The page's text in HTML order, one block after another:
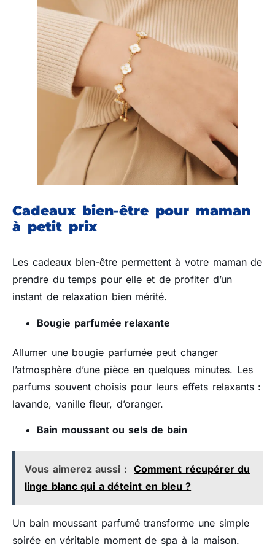
Cadeaux bien-être pour maman
à petit prix
Les cadeaux bien-être permettent à votre maman de
prendre du temps pour elle et de profiter d’un
instant de relaxation bien mérité.
Bougie parfumée relaxante
Allumer une bougie parfumée peut changer
l’atmosphère d’une pièce en quelques minutes. Les
parfums souvent choisis pour leurs effets relaxants :
lavande, vanille fleur, d’oranger.
Bain moussant ou sels de bain
Vous aimerez aussi :
Comment récupérer du
linge blanc qui a déteint en bleu ?
Un bain moussant parfumé transforme une simple
soirée en véritable moment de spa à la maison.